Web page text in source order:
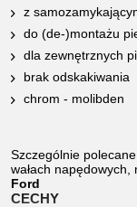
z
do (de-)montażu
dla zewnętrznych
brak odskakiwania
chrom - molibden
Szczególnie
wałach napędowych,
Ford
CECHY